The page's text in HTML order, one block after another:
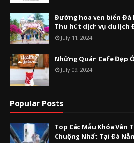
Đường hoa ven biển Đà
Thu hút dịch vụ du lịch
July 11, 2024
Những Quán Cafe Đẹp
July 09, 2024
Popular Posts
Top Các Mẫu Khóa Vân
Chuộng Nhất Tại Đà